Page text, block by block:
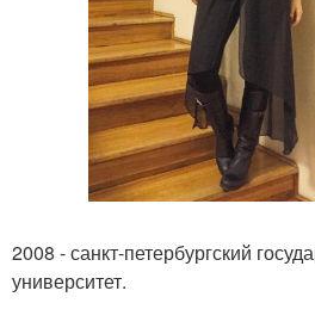
2008 - санкт-петербургский
университет.